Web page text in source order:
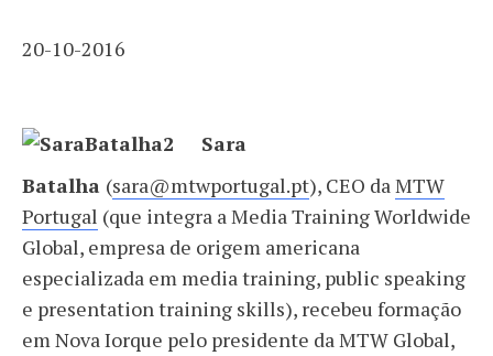
20-10-2016
Sara
Batalha (sara@mtwportugal.pt), CEO daMTW
Portugal (que integra a Media Training Worldwide
Global, empresa de origem americana
especializada em media training, public speaking
e presentation training skills), recebeu formação
em Nova Iorque pelo presidente da MTW Global,